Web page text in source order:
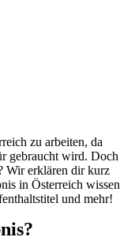
zu arbeiten, da
gebraucht wird. Doch
Wir erklären dir kurz
in Österreich wissen
und mehr!